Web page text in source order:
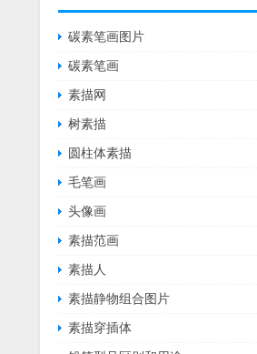
碳素笔画图片
碳素笔画
素描网
树素描
圆柱体素描
毛笔画
头像画
素描范画
素描人
素描静物组合图片
素描穿插体